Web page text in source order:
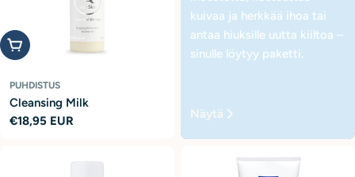
Lisää ostoskoriin
PUHDISTUS
Cleansing Milk
Normaalihinta
€18,95 EUR
kuivaa ja herkkää ihoa tai
antaa hiuksille uutta kiiltoa –
sinulle löytyy paketti.
Näytä